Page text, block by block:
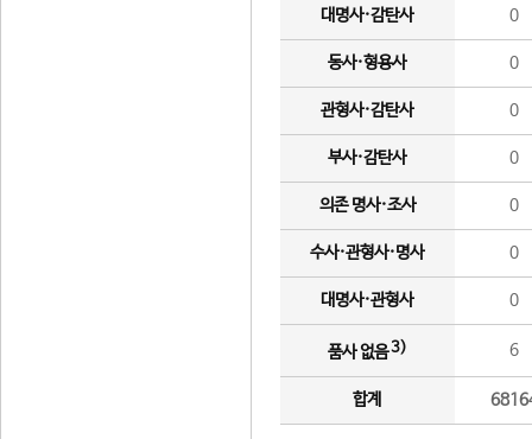
대명사·감탄사 0
동사·형용사 0
관형사·감탄사 0
부사·감탄사 0
의존 명사·조사 0
수사·관형사·명사 0
대명사·관형사 0
품사 없음3) 6
합계